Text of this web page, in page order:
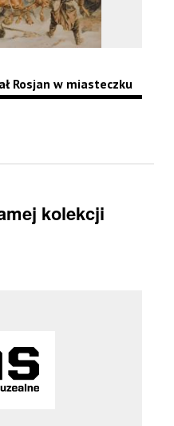
Rosjan w miasteczku
kolekcji